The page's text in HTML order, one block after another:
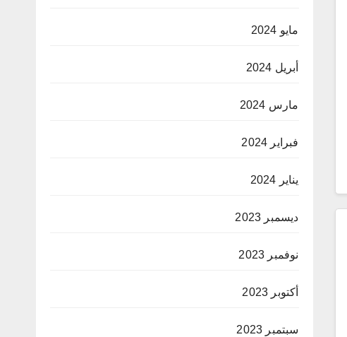
مايو 2024
أبريل 2024
مارس 2024
فبراير 2024
يناير 2024
ديسمبر 2023
نوفمبر 2023
أكتوبر 2023
سبتمبر 2023